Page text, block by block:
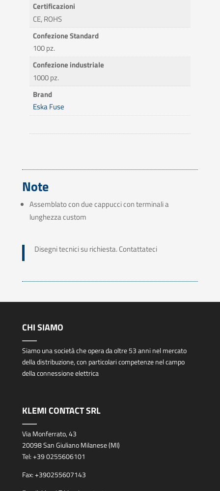
Certificazioni
CE, ROHS
Confezione Standard
100 pz.
Confezione industriale
1000 pz.
Brand
Eska Fuse
Note
Assemblato con due cappucci con terminali a
lunghezza custom
Disegni tecnici su richiesta. Contattateci
CHI SIAMO
Siamo una società che opera da oltre 53 anni nel mercato
della distribuzione, con particolari competenze nel campo
della connessione elettrica
KLEMI CONTACT SRL
Via Monferrato, 43
20098 San Giuliano Milanese (MI)
Tel:+39 0255606101
Fax:+390255607143